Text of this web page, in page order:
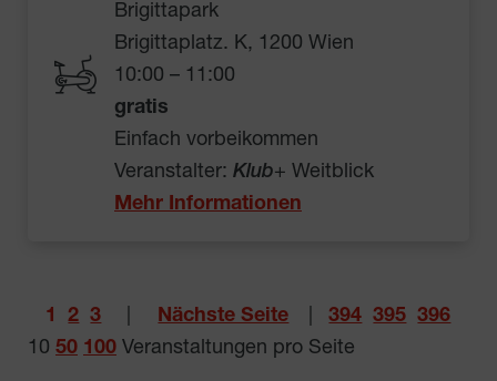
Brigittapark
Brigittaplatz. K, 1200 Wien
10:00 – 11:00
gratis
Einfach vorbeikommen
Veranstalter: Klub+ Weitblick
Mehr Informationen
1 2 3 Nächste Seite 394 395 396
10 50 100 Veranstaltungen pro Seite